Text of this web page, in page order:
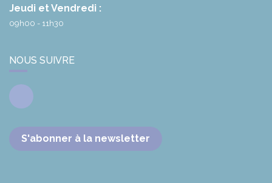
Jeudi et Vendredi :
09h00 - 11h30
NOUS SUIVRE
Facebook
S'abonner à la newsletter